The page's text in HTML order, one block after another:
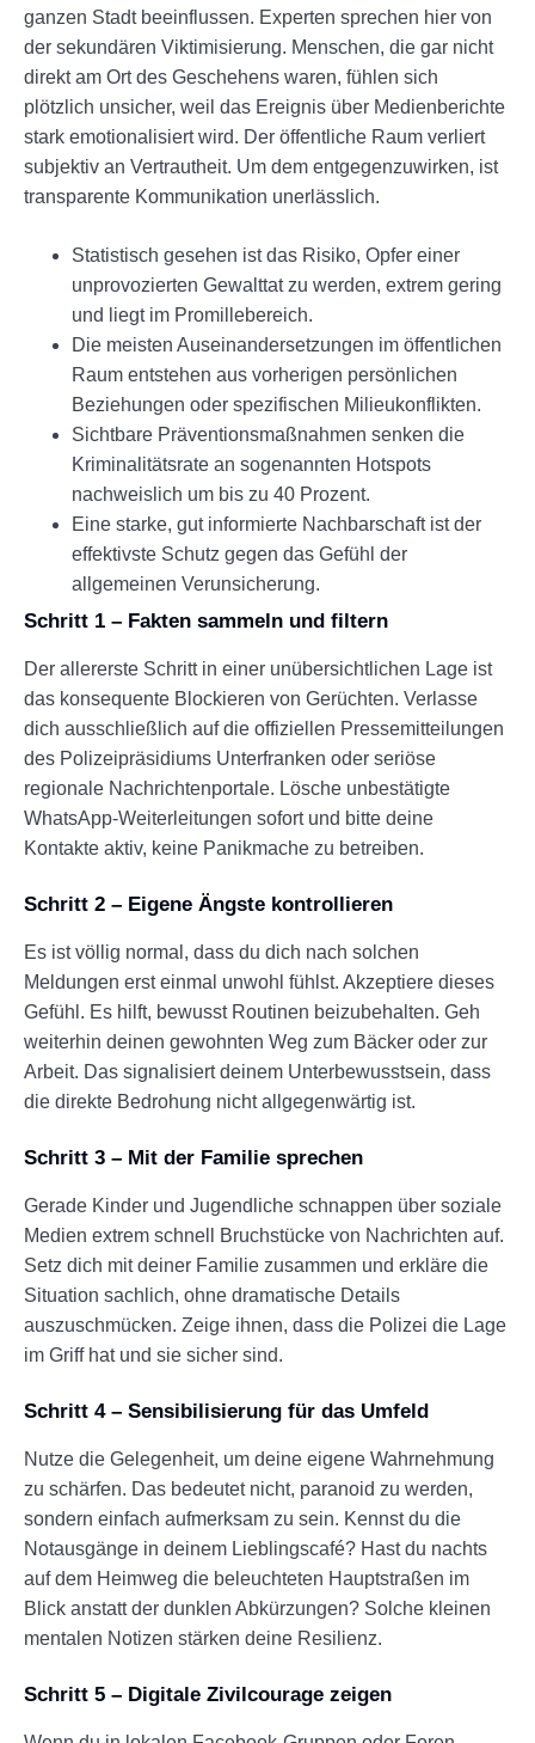
ganzen Stadt beeinflussen. Experten sprechen hier von
der sekundären Viktimisierung. Menschen, die gar nicht
direkt am Ort des Geschehens waren, fühlen sich
plötzlich unsicher, weil das Ereignis über Medienberichte
stark emotionalisiert wird. Der öffentliche Raum verliert
subjektiv an Vertrautheit. Um dem entgegenzuwirken, ist
transparente Kommunikation unerlässlich.
Statistisch gesehen ist das Risiko, Opfer einer
unprovozierten Gewalttat zu werden, extrem gering
und liegt im Promillebereich.
Die meisten Auseinandersetzungen im öffentlichen
Raum entstehen aus vorherigen persönlichen
Beziehungen oder spezifischen Milieukonflikten.
Sichtbare Präventionsmaßnahmen senken die
Kriminalitätsrate an sogenannten Hotspots
nachweislich um bis zu 40 Prozent.
Eine starke, gut informierte Nachbarschaft ist der
effektivste Schutz gegen das Gefühl der
allgemeinen Verunsicherung.
Schritt 1 – Fakten sammeln und filtern
Der allererste Schritt in einer unübersichtlichen Lage ist
das konsequente Blockieren von Gerüchten. Verlasse
dich ausschließlich auf die offiziellen Pressemitteilungen
des Polizeipräsidiums Unterfranken oder seriöse
regionale Nachrichtenportale. Lösche unbestätigte
WhatsApp-Weiterleitungen sofort und bitte deine
Kontakte aktiv, keine Panikmache zu betreiben.
Schritt 2 – Eigene Ängste kontrollieren
Es ist völlig normal, dass du dich nach solchen
Meldungen erst einmal unwohl fühlst. Akzeptiere dieses
Gefühl. Es hilft, bewusst Routinen beizubehalten. Geh
weiterhin deinen gewohnten Weg zum Bäcker oder zur
Arbeit. Das signalisiert deinem Unterbewusstsein, dass
die direkte Bedrohung nicht allgegenwärtig ist.
Schritt 3 – Mit der Familie sprechen
Gerade Kinder und Jugendliche schnappen über soziale
Medien extrem schnell Bruchstücke von Nachrichten auf.
Setz dich mit deiner Familie zusammen und erkläre die
Situation sachlich, ohne dramatische Details
auszuschmücken. Zeige ihnen, dass die Polizei die Lage
im Griff hat und sie sicher sind.
Schritt 4 – Sensibilisierung für das Umfeld
Nutze die Gelegenheit, um deine eigene Wahrnehmung
zu schärfen. Das bedeutet nicht, paranoid zu werden,
sondern einfach aufmerksam zu sein. Kennst du die
Notausgänge in deinem Lieblingscafé? Hast du nachts
auf dem Heimweg die beleuchteten Hauptstraßen im
Blick anstatt der dunklen Abkürzungen? Solche kleinen
mentalen Notizen stärken deine Resilienz.
Schritt 5 – Digitale Zivilcourage zeigen